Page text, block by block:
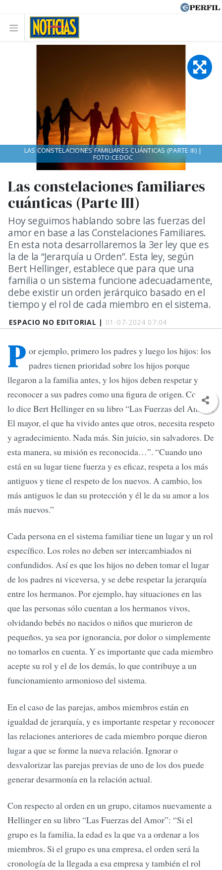
ESPACIO NO EDITORIAL | 01-07-2024 07:04
Las constelaciones familiares
cuánticas (Parte III)
Hoy seguimos hablando sobre las fuerzas del
amor en base a las Constelaciones Familiares.
En esta nota desarrollaremos la 3er ley que es
la de la “Jerarquía u Orden”. Esta ley, según
Bert Hellinger, establece que para que una
familia o un sistema funcione adecuadamente,
debe existir un orden jerárquico basado en el
tiempo y el rol de cada miembro en el sistema.
LAS CONSTELACIONES FAMILIARES CUÁNTICAS (PARTE III) |
FOTO:CEDOC
P or ejemplo, primero los padres y luego los hijos: los
padres tienen prioridad sobre los hijos porque
llegaron a la familia antes, y los hijos deben respetar y
reconocer a sus padres como una figura de origen. Como
lo dice Bert Hellinger en su libro “Las Fuerzas del Amor”:
El mayor, el que ha vivido antes que otros, necesita respeto
y agradecimiento. Nada más. Sin juicio, sin salvadores. De
esta manera, su misión es reconocida…”. “Cuando uno
está en su lugar tiene fuerza y es eficaz, respeta a los más
antiguos y tiene el respeto de los nuevos. A cambio, los
más antiguos le dan su protección y él le da su amor a los
más nuevos.”
Cada persona en el sistema familiar tiene un lugar y un rol
específico. Los roles no deben ser intercambiados ni
confundidos. Así es que los hijos no deben tomar el lugar
de los padres ni viceversa, y se debe respetar la jerarquía
entre los hermanos. Por ejemplo, hay situaciones en las
que las personas sólo cuentan a los hermanos vivos,
olvidando bebés no nacidos o niños que murieron de
pequeños, ya sea por ignorancia, por dolor o simplemente
no tomarlos en cuenta. Y es importante que cada miembro
acepte su rol y el de los demás, lo que contribuye a un
funcionamiento armonioso del sistema.
En el caso de las parejas, ambos miembros están en
igualdad de jerarquía, y es importante respetar y reconocer
las relaciones anteriores de cada miembro porque dieron
lugar a que se forme la nueva relación. Ignorar o
desvalorizar las parejas previas de uno de los dos puede
generar desarmonía en la relación actual.
Con respecto al orden en un grupo, citamos nuevamente a
Hellinger en su libro “Las Fuerzas del Amor”: “Si el
grupo es la familia, la edad es la que va a ordenar a los
miembros. Si el grupo es una empresa, el orden será la
cronología de la llegada a esa empresa y también el rol